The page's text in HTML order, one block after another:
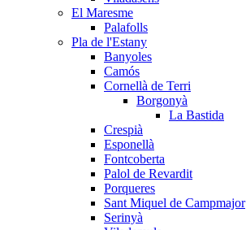
El Maresme
Palafolls
Pla de l'Estany
Banyoles
Camós
Cornellà de Terri
Borgonyà
La Bastida
Crespià
Esponellà
Fontcoberta
Palol de Revardit
Porqueres
Sant Miquel de Campmajor
Serinyà